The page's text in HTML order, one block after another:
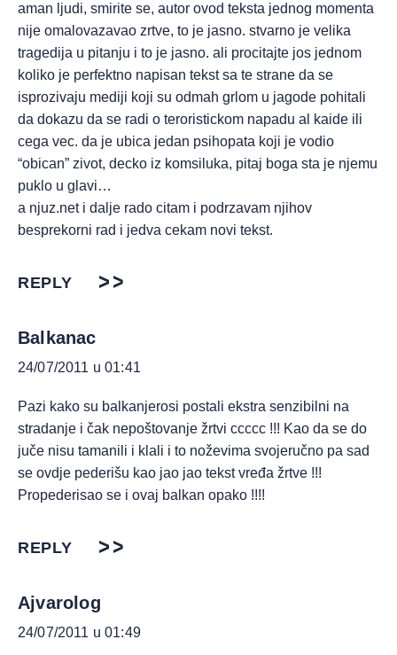
aman ljudi, smirite se, autor ovod teksta jednog momenta
nije omalovazavao zrtve, to je jasno. stvarno je velika
tragedija u pitanju i to je jasno. ali procitajte jos jednom
koliko je perfektno napisan tekst sa te strane da se
isprozivaju mediji koji su odmah grlom u jagode pohitali
da dokazu da se radi o teroristickom napadu al kaide ili
cega vec. da je ubica jedan psihopata koji je vodio
“obican” zivot, decko iz komsiluka, pitaj boga sta je njemu
puklo u glavi…
a njuz.net i dalje rado citam i podrzavam njihov
besprekorni rad i jedva cekam novi tekst.
REPLY
Balkanac
24/07/2011 u 01:41
Pazi kako su balkanjerosi postali ekstra senzibilni na
stradanje i čak nepoštovanje žrtvi ccccc !!! Kao da se do
juče nisu tamanili i klali i to noževima svojeručno pa sad
se ovdje pederišu kao jao jao tekst vređa žrtve !!!
Propederisao se i ovaj balkan opako !!!!
REPLY
Ajvarolog
24/07/2011 u 01:49